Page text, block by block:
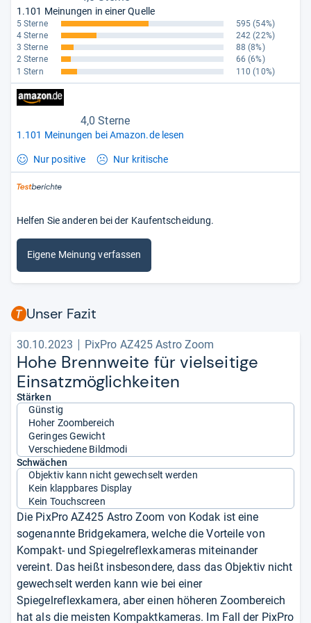
1.101 Meinungen in einer Quelle
5 Sterne 595 (54%)
4 Sterne
242 (22%)
3 Sterne
88 (8%)
2 Sterne
66 (6%)
1 Stern
110 (10%)
4,0 Sterne
1.101 Meinungen bei Amazon.de lesen
Nur positive Nur kritische
Helfen Sie anderen bei der Kaufentscheidung.
Eigene Meinung verfassen
Unser Fazit
30.10.2023 PixPro AZ425 Astro Zoom
Hohe Brenn­weite für viel­sei­tige
Ein­satz­mög­lich­kei­ten
Stärken
Günstig
Hoher Zoombereich
Geringes Gewicht
Verschiedene Bildmodi
Schwächen
Objektiv kann nicht gewechselt werden
Kein klappbares Display
Kein Touchscreen
Die PixPro AZ425 Astro Zoom von Kodak ist eine
sogenannte Bridgekamera, welche die Vorteile von
Kompakt- und Spiegelreflexkameras miteinander
vereint. Das heißt insbesondere, dass das Objektiv nicht
gewechselt werden kann wie bei einer
Spiegelreflexkamera, aber einen höheren Zoombereich
hat als die meisten Kompaktkameras. Im Fall der PixPro